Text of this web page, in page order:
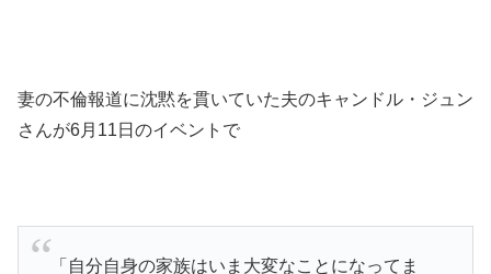
妻の不倫報道に沈黙を貫いていた夫のキャンドル・ジュン
さんが6月11日のイベントで
「自分自身の家族はいま大変なことになってま